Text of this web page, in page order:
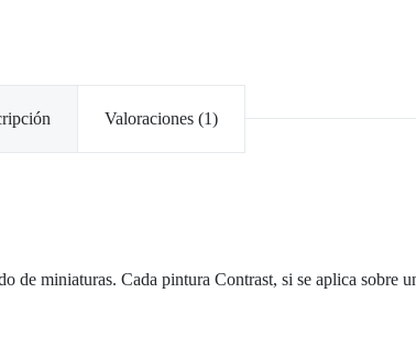
Valoraciones (1)
miniaturas. Cada pintura Contrast, si se aplica sobre